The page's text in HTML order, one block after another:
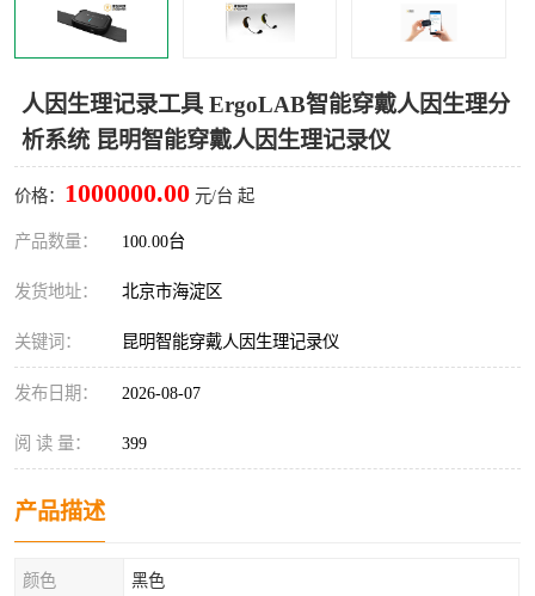
人因生理记录工具 ErgoLAB智能穿戴人因生理分
析系统 昆明智能穿戴人因生理记录仪
价格： 1000000.00 元/台 起
产品数量： 100.00台
发货地址： 北京市海淀区
关键词： 昆明智能穿戴人因生理记录仪
发布日期： 2026-08-07
阅 读 量： 399
产品描述
颜色 黑色